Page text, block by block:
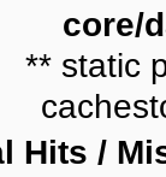
core/
** static
Hits /